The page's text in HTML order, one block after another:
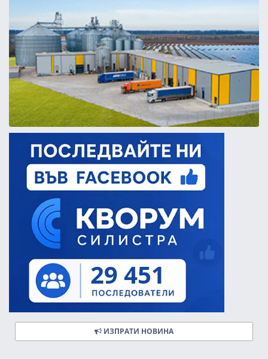
ИЗПРАТИ НОВИНА